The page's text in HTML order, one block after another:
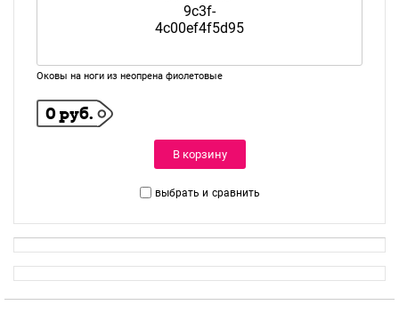
Оковы на ноги из неопрена фиолетовые
0 руб.
В корзину
выбрать и сравнить